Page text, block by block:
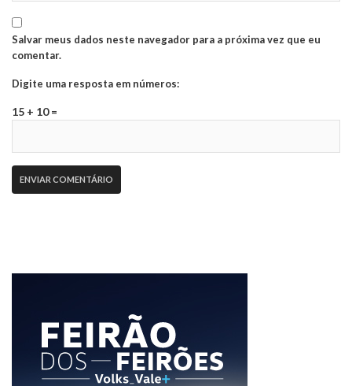
Salvar meus dados neste navegador para a próxima vez que eu
comentar.
Digite uma resposta em números:
15 + 10 =